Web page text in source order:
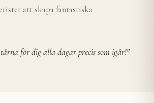
att skapa fantastiska
för dig alla dagar precis som igår!"